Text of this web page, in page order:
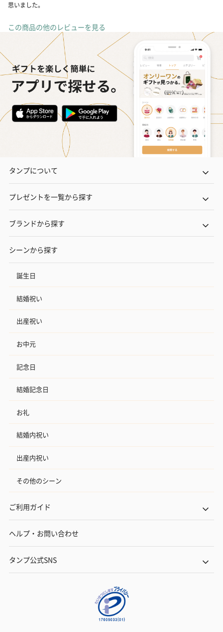
思いました。
この商品の他のレビューを見る
タンプについて
プレゼントを一覧から探す
ブランドから探す
シーンから探す
誕生日
結婚祝い
出産祝い
お中元
記念日
結婚記念日
お礼
結婚内祝い
出産内祝い
その他のシーン
ご利用ガイド
ヘルプ・お問い合わせ
タンプ公式SNS